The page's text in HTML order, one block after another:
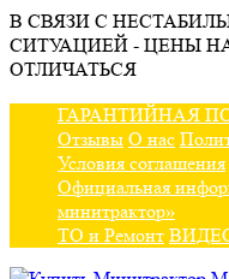
В СВЯЗИ С
СИТУАЦИЕЙ - ЦЕНЫ
ОТЛИЧАТЬСЯ
ГАРАНТИЙНАЯ
Отзывы О нас
Условия соглашения
Официальная
минитрактор»
ТО и Ремонт